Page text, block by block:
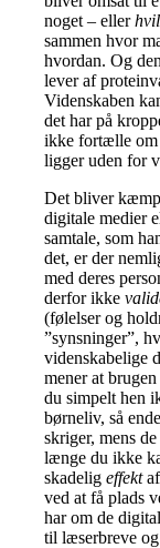
noget – eller
sammen hvor
hvordan. Og
lever af
Videnskaben
det har på
ikke fortælle
ligger uden for
Det bliver
digitale medier
samtale, som
det, er der
med deres
derfor ikke
(følelser og
”synsninger”,
videnskabelige
mener at
du simpelt hen
børneliv, så
skriger, mens
længe du ikke
skadeligeffektaf
ved at få plads
har om de
til læserbreve